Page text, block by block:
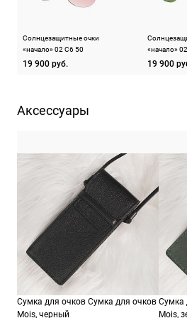
Солнцезащитные очки
«начало» 02 C6 50
19 900 руб.
«начало»
19 900
Аксессуары
Сумка для очков Сумка для очков
Mois, черный
Сумка
Mois,